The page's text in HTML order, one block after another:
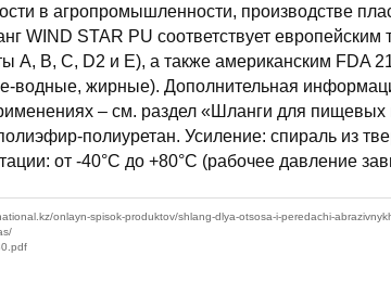
в агропромышленности, производстве
WIND STAR PU соответствует европейским
A, B, C, D2 и E), а также американским FDA
водные, жирные). Дополнительная
– см. раздел «Шланги для пищевых
полиуретан. Усиление: спираль из
от -40°C до +80°C (рабочее давление
onlayn-spisok-produktov/shlang-dlya-otsosa-i-peredachi-